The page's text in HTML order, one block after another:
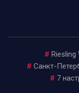
# Riesling
# Санкт-
# 7